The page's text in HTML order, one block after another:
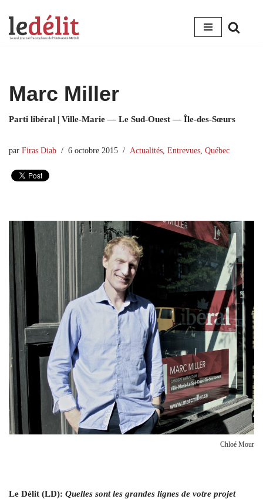
Aller
Marc Miller
Parti libéral | Ville-Marie — Le Sud-Ouest — Île-des-Sœurs
par Firas Diab 6 octobre 2015 Actualités Entrevues Québec
Chloé Mour
Le Délit (LD): Quelles sont les grandes lignes de votre projet